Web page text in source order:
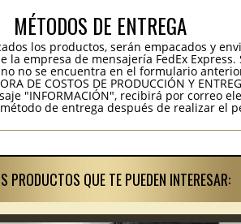
MÉTODOS DE ENTREGA
los productos, serán empacados y
la empresa de mensajería FedEx Express.
no se encuentra en el formulario
DE COSTOS DE PRODUCCIÓN Y
"INFORMACIÓN", recibirá por correo
de entrega después de realizar el
PRODUCTOS QUE TE PUEDEN INTERESAR: